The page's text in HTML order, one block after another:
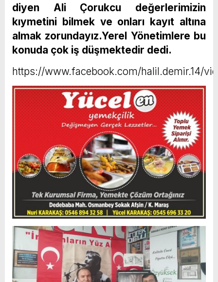
diyen Ali Çorukcu değerlerimizin
kıymetini bilmek ve onları kayıt altına
almak zorundayız.Yerel Yönetimlere bu
konuda çok iş düşmektedir dedi.
https://www.facebook.com/halil.demir.14/